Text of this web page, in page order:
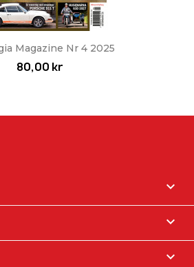
Magazine Nr 4 2025
80,00 kr


